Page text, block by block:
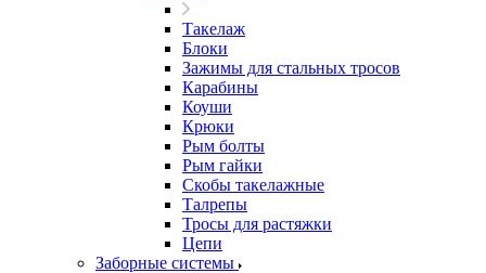
Такелаж
Блоки
Зажимы для стальных тросов
Карабины
Коуши
Крюки
Рым болты
Рым гайки
Скобы такелажные
Талрепы
Тросы для растяжки
Цепи
Заборные системы